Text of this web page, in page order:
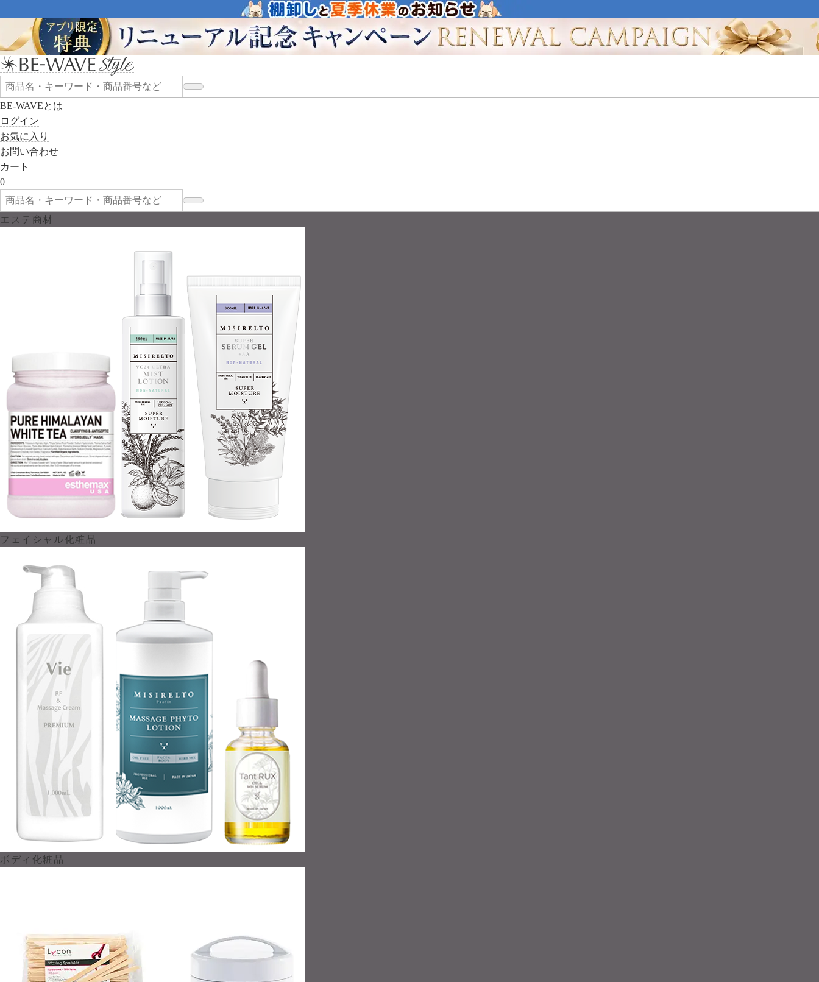
BE-WAVEとは
ログイン
お気に入り
お問い合わせ
カート
0
エステ商材
フェイシャル化粧品
ボディ化粧品